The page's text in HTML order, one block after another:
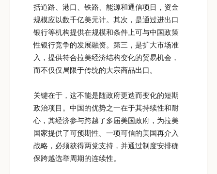
括道路、港口、铁路、能源和通信项目，资金
规模应以数千亿美元计。其次，是通过进出口
银行等机构提供在规模和条件上可与中国政策
性银行竞争的发展融资。第三，是扩大市场准
入，提供符合拉美经济结构变化的贸易机会，
而不仅仅局限于传统的大宗商品出口。
关键在于，这不能是随政府更迭而变化的短期
政治项目。中国的优势之一在于其持续性和耐
心，其经济参与跨越了多届美国政府，为拉美
国家提供了可预期性。一项可信的美国再介入
战略，必须获得两党支持，并通过制度安排确
保跨越选举周期的连续性。